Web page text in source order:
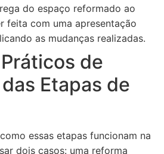
do espaço reformado ao
feita com uma apresentação
as mudanças realizadas.
de
Etapas de
essas etapas funcionam na
dois casos: uma reforma